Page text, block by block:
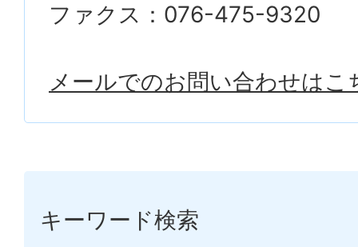
ファクス：076-475-9320
メールでのお問い合わせはこ
キーワード検索